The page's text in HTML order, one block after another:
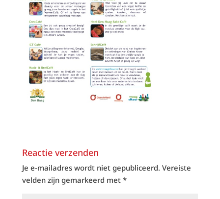
Reactie verzenden
Je e-mailadres wordt niet gepubliceerd. Vereiste
velden zijn gemarkeerd met *